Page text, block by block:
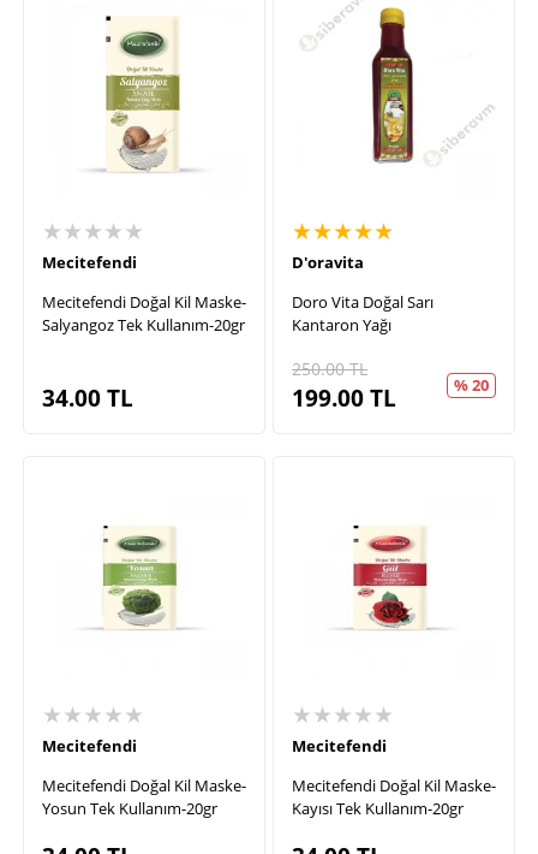
★★★★★
Mecitefendi
Mecitefendi Doğal Kil Maske-
Salyangoz Tek Kullanım-20gr
34.00TL
★★★★★
D'oravita
Doro Vita Doğal Sarı
Kantaron Yağı
250.00TL
199.00TL % 20
★★★★★
Mecitefendi
Mecitefendi Doğal Kil Maske-
Yosun Tek Kullanım-20gr
★★★★★
Mecitefendi
Mecitefendi Doğal Kil Maske-
Kayısı Tek Kullanım-20gr